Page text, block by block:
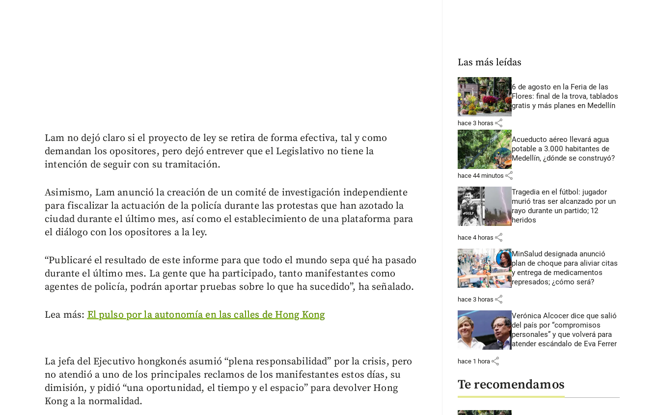
Lam no dejó claro si el proyecto de ley se retira de forma efectiva, tal y como
demandan los opositores, pero dejó entrever que el Legislativo no tiene la
intención de seguir con su tramitación.
Asimismo, Lam anunció la creación de un comité de investigación independiente
para fiscalizar la actuación de la policía durante las protestas que han azotado la
ciudad durante el último mes, así como el establecimiento de una plataforma para
el diálogo con los opositores a la ley.
“Publicaré el resultado de este informe para que todo el mundo sepa qué ha pasado
durante el último mes. La gente que ha participado, tanto manifestantes como
agentes de policía, podrán aportar pruebas sobre lo que ha sucedido”, ha señalado.
Lea más:El pulso por la autonomía en las calles de Hong Kong
La jefa del Ejecutivo hongkonés asumió “plena responsabilidad” por la crisis, pero
no atendió a uno de los principales reclamos de los manifestantes estos días, su
dimisión, y pidió “una oportunidad, el tiempo y el espacio” para devolver Hong
Kong a la normalidad.
Las más leídas
6 de agosto en la Feria de las
Flores: final de la trova, tablados
gratis y más planes en Medellín
hace 3 horas share
Acueducto aéreo llevará agua
potable a 3.000 habitantes de
Medellín, ¿dónde se construyó?
hace 44 minutos share
Tragedia en el fútbol: jugador
murió tras ser alcanzado por un
rayo durante un partido; 12
heridos
hace 4 horas share
MinSalud designada anunció
plan de choque para aliviar citas
y entrega de medicamentos
represados; ¿cómo será?
hace 3 horas share
Verónica Alcocer dice que salió
del país por “compromisos
personales” y que volverá para
atender escándalo de Eva Ferrer
hace 1 hora share
Te recomendamos